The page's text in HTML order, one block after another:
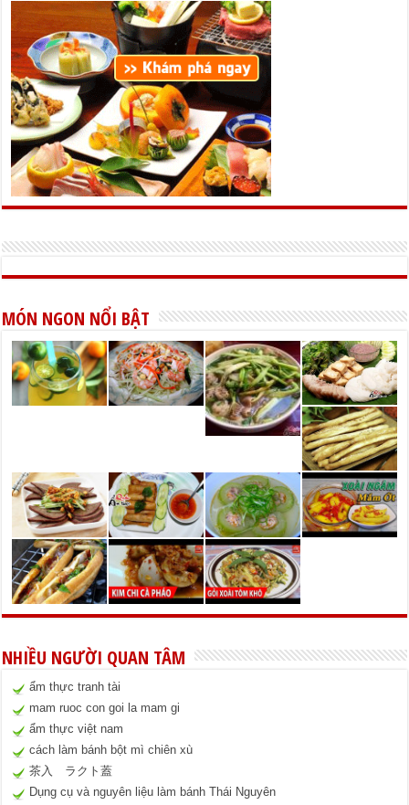
MÓN NGON NỔI BẬT
NHIỀU NGƯỜI QUAN TÂM
ẩm thực tranh tài
mam ruoc con goi la mam gi
ẩm thực việt nam
cách làm bánh bột mì chiên xù
茶入 ラクト蓋
Dụng cụ và nguyên liệu làm bánh Thái Nguyên